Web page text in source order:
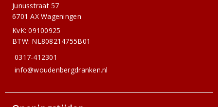
Junusstraat 57
6701 AX Wageningen
KvK: 09100925
BTW: NL808214755B01
0317-412301
info@woudenbergdranken.nl